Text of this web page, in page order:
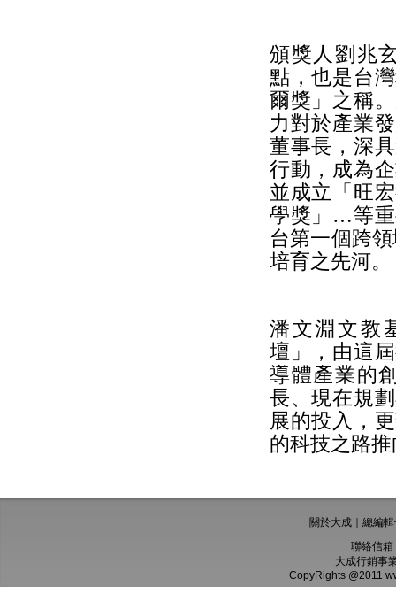
頒獎人劉兆
點，也是台
爾獎」之稱
力對於產業
董事長，深
行動，成為
並成立「旺
學獎」…等重
台第一個跨
培育之先河。
潘文淵文教
壇」，由這
導體產業的
長、現在規
展的投入，
的科技之路